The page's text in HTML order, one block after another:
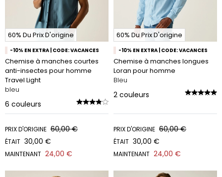
60% Du Prix D'origine
-10% EN EXTRA | CODE: VACANCES
Chemise à manches courtes
anti-insectes pour homme
Travel Light
bleu
6 couleurs
PRIX D'ORIGINE 60,00 €
ÉTAIT 30,00 €
MAINTENANT 24,00 €
60% Du Prix D'origine
-10% EN EXTRA | CODE: VACANCES
Chemise à manches longues
Loran pour homme
Bleu
2 couleurs
PRIX D'ORIGINE 60,00 €
ÉTAIT 30,00 €
MAINTENANT 24,00 €